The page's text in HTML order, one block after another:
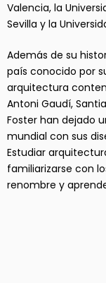
Valencia, la
Sevilla y la
Además de su
país conocido por
arquitectura
Antoni Gaudí,
Foster han dejado
mundial con sus
Estudiar
familiarizarse con
renombre y